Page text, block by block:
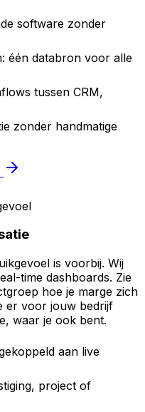
software zonder
één databron voor alle
tussen CRM,
zonder handmatige
is voorbij. Wij
time dashboards. Zie
hoe je marge zich
er voor jouw bedrijf
waar je ook bent.
aan live
project of